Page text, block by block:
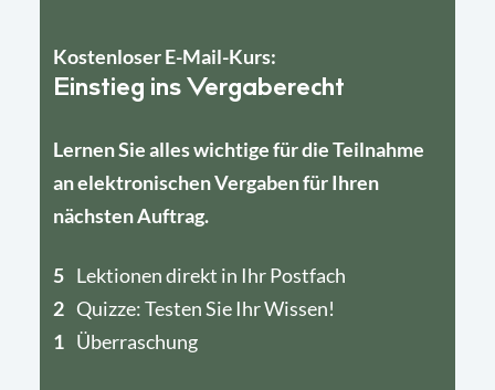
Kostenloser E-Mail-Kurs:
Einstieg ins Vergaberecht
Lernen Sie alles wichtige für die Teilnahme
an elektronischen Vergaben für Ihren
nächsten Auftrag.
5 Lektionen direkt in Ihr Postfach
2 Quizze: Testen Sie Ihr Wissen!
1 Überraschung
4
1